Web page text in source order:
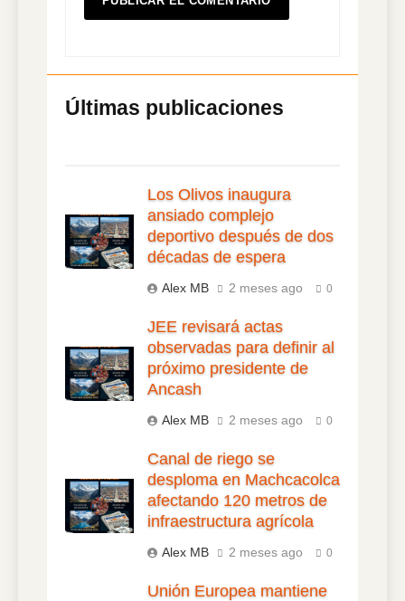
Los Olivos inaugura
ansiado complejo
deportivo después de dos
décadas de espera
Alex MB 2 meses ago 0
JEE revisará actas
observadas para definir al
próximo presidente de
Ancash
Alex MB 2 meses ago 0
Canal de riego se
desploma en Machcacolca
afectando 120 metros de
infraestructura agrícola
Alex MB 2 meses ago 0
Unión Europea mantiene